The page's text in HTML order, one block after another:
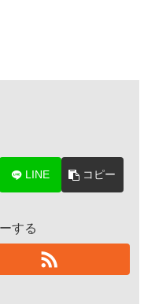
LINE コピー
する